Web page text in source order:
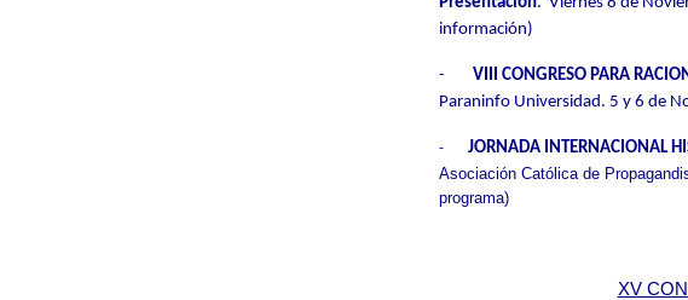
información)
- VIII CONGRESO PARA
Paraninfo Universidad. 5 y 6 de
- JORNADA INTERNACIONAL
Asociación Católica de
programa)
XV